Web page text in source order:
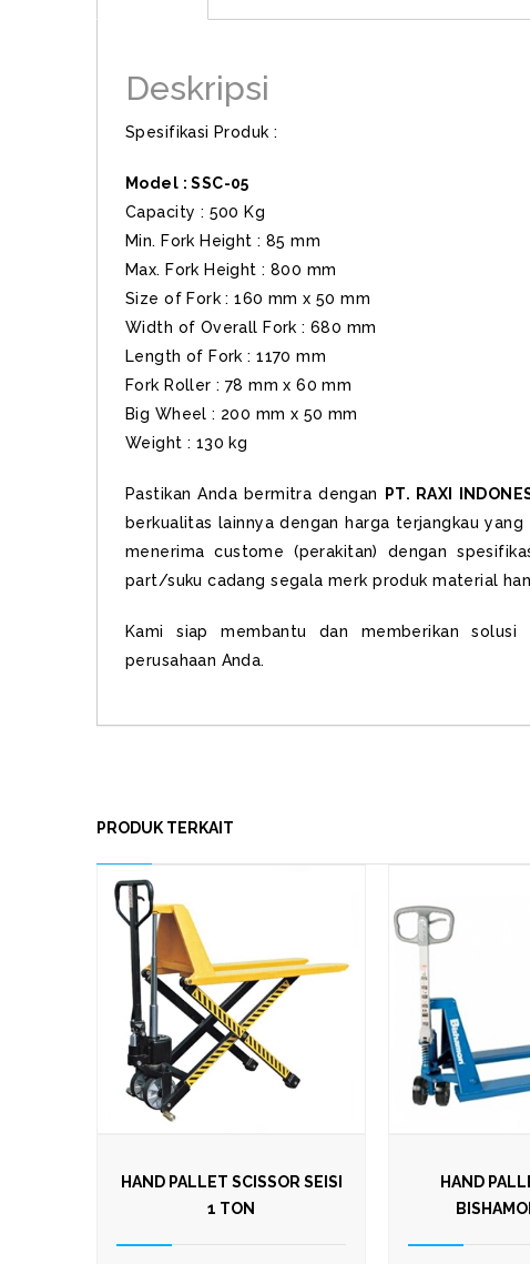
Deskripsi
Spesifikasi Produk :
Model : SSC-05
Capacity : 500 Kg
Min. Fork Height : 85 mm
Max. Fork Height : 800 mm
Size of Fork : 160 mm x 50 mm
Width of Overall Fork : 680 mm
Length of Fork : 1170 mm
Fork Roller : 78 mm x 60 mm
Big Wheel : 200 mm x 50 mm
Weight : 130 kg
Pastikan Anda bermitra dengan PT. RAXI
berkualitas lainnya dengan harga terjangkau
menerima custome (perakitan) dengan
part/suku cadang segala merk produk material
Kami siap membantu dan memberikan
perusahaan Anda.
PRODUK TERKAIT
HAND PALLET SCISSOR SEISI
1 TON
HAND